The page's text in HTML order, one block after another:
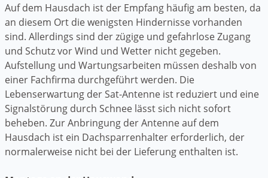
Auf dem Hausdach ist der Empfang häufig am besten, da
an diesem Ort die wenigsten Hindernisse vorhanden
sind. Allerdings sind der zügige und gefahrlose Zugang
und Schutz vor Wind und Wetter nicht gegeben.
Aufstellung und Wartungsarbeiten müssen deshalb von
einer Fachfirma durchgeführt werden. Die
Lebenserwartung der Sat-Antenne ist reduziert und eine
Signalstörung durch Schnee lässt sich nicht sofort
beheben. Zur Anbringung der Antenne auf dem
Hausdach ist ein Dachsparrenhalter erforderlich, der
normalerweise nicht bei der Lieferung enthalten ist.